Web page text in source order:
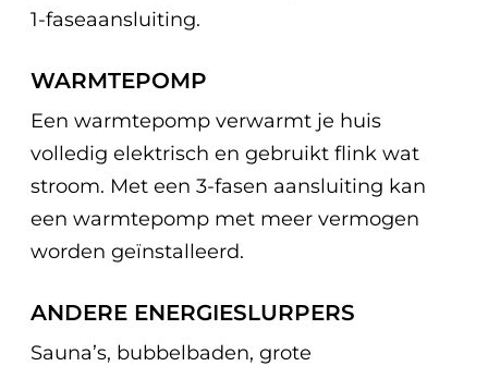
1-faseaansluiting.
WARMTEPOMP
Een warmtepomp verwarmt je huis
volledig elektrisch en gebruikt flink wat
stroom. Met een 3-fasen aansluiting kan
een warmtepomp met meer vermogen
worden geïnstalleerd.
ANDERE ENERGIESLURPERS
Sauna’s, bubbelbaden, grote